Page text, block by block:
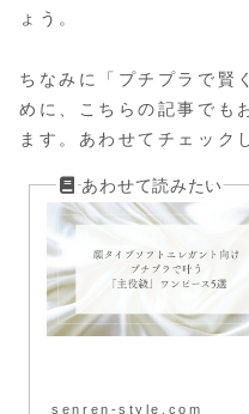
ょう。
ちなみに「プチプラで賢
めに、こちらの記事でも
ます。あわせてチェック
senren-style.com